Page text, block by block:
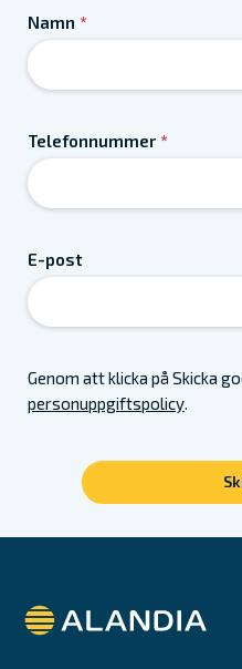
Namn *
Telefonnummer *
E-post
Genom att klicka på Skicka
personuppgiftspolicy.
Alandia